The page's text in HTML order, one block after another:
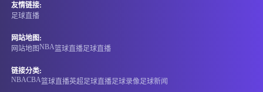
阿达玛市
友情链接:
足球直播
网站地图:
网站地图NBA篮球直播足球直播
链接分类:
NBACBA篮球直播英超 足球直播足球录像 足球新闻